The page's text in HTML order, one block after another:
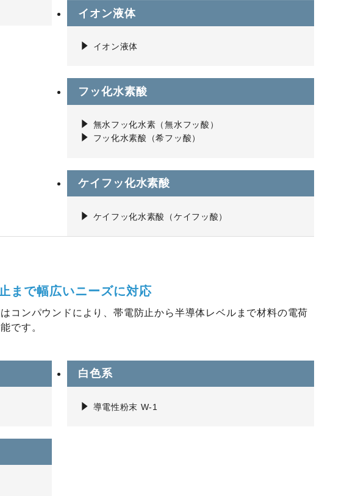
イオン液体
イオン液体
フッ化水素酸
無水フッ化水素（無水フッ酸）
フッ化水素酸（希フッ酸）
ケイフッ化水素酸
ケイフッ化水素酸（ケイフッ酸）
まで幅広いニーズに対応
コンパウンドにより、帯電防止から半導体レベルまで材料の電荷
です。
白色系
導電性粉末 W-1